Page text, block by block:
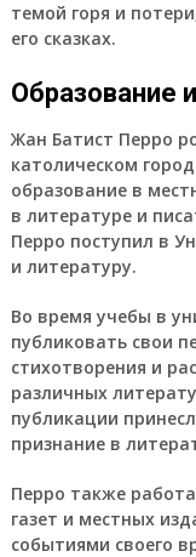
темой горя и
его сказках.
Образование
Жан Батист Перро
католическом
образование в
в литературе и
Перро поступил в
и литературу.
Во время учебы в
публиковать свои
стихотворения и
различных
публикации
признание в
Перро также
газет и местных
событиями своего